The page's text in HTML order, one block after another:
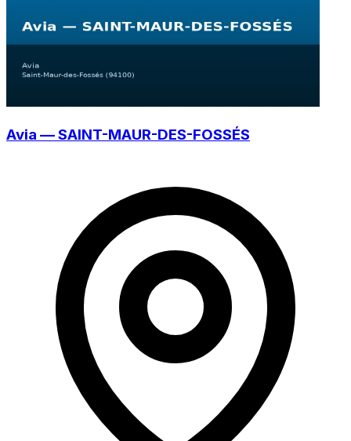
Avia — SAINT-MAUR-DES-FOSSÉS